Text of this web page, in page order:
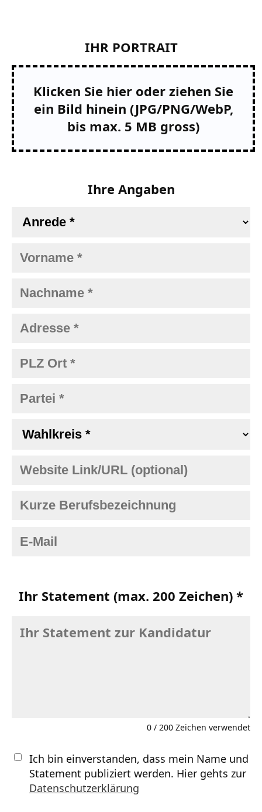
IHR PORTRAIT
Klicken Sie hier oder ziehen Sie
ein Bild hinein (JPG/PNG/WebP,
bis max. 5 MB gross)
Ihre Angaben
Ihr Statement (max. 200 Zeichen) *
0 / 200 Zeichen verwendet
Ich bin einverstanden, dass mein Name und
Statement publiziert werden. Hier gehts zur
Datenschutzerklärung